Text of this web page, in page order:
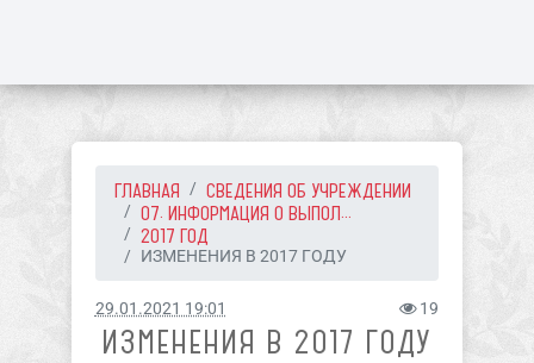
ГЛАВНАЯ
СВЕДЕНИЯ ОБ УЧРЕЖДЕНИИ
07. ИНФОРМАЦИЯ О ВЫПОЛ...
2017 ГОД
ИЗМЕНЕНИЯ В 2017 ГОДУ
29.01.2021 19:01 19
ИЗМЕНЕНИЯ В 2017 ГОДУ